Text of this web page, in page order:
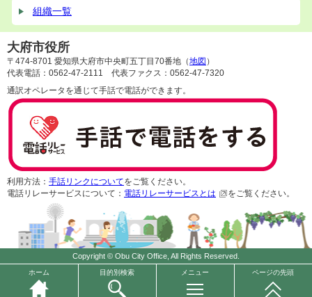
ホーム 目的別検索 メニュー ページの先頭
組織一覧
大府市役所
〒474-8701 愛知県大府市中央町五丁目70番地（地図 ）
代表電話：0562-47-2111 代表ファクス：0562-47-7320
通訳オペレータを通じて手話で電話ができます。
利用方法： 手話リンクについてをご覧ください。
電話リレーサービスについて： 電話リレーサービスとは をご覧ください。
Copyright © Obu City Office, All Rights Reserved.